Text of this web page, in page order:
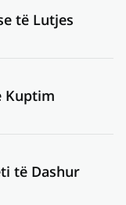
të Lutjes
Kuptim
të Dashur